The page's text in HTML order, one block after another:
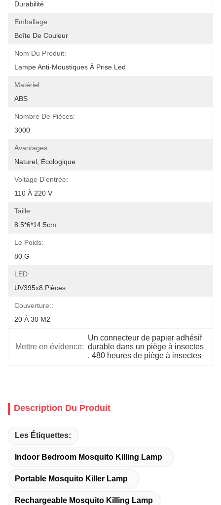
Durabilité
Emballage:
Boîte De Couleur
Nom Du Produit:
Lampe Anti-Moustiques À Prise Led
Matériel:
ABS
Nombre De Pièces:
3000
Avantages:
Naturel, Écologique
Voltage D'entrée:
110 À 220 V
Taille:
8.5*6*14.5cm
Le Poids:
80 G
LED:
UV395x8 Pièces
Couverture::
20 À 30 M2
Mettre en évidence:
Un connecteur de papier adhésif
durable dans un piège à insectes
, 480 heures de piège à insectes
Description Du Produit
Les Étiquettes:
Indoor Bedroom Mosquito Killing Lamp
Portable Mosquito Killer Lamp
Rechargeable Mosquito Killing Lamp